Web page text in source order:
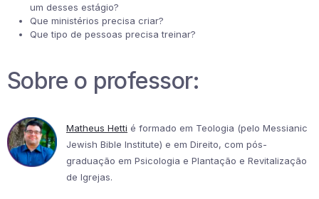
um desses estágio?
Que ministérios precisa criar?
Que tipo de pessoas precisa treinar?
Sobre o professor:
Matheus Hetti é formado em Teologia (pelo Messianic
Jewish Bible Institute) e em Direito, com pós-
graduação em Psicologia e Plantação e Revitalização
de Igrejas.